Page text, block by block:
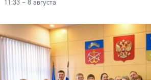
11:33 – 8 августа